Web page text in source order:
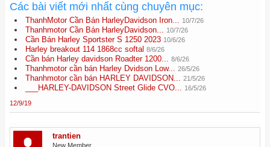
Các bài viết mới nhất cùng chuyên mục:
ThanhMotor Cần Bán HarleyDavidson Iron... 10/7/26
Thanhmotor Cần Bán HarleyDavidson... 10/7/26
Cần Bán Harley Sportster S 1250 2023 10/6/26
Harley breakout 114 1868cc softal 8/6/26
Cần bán Harley davidson Roadter 1200... 8/6/26
Thanhmotor cần bán Harley Dvidson Low... 26/5/26
Thanhmotor cần bán HARLEY DAVIDSON... 21/5/26
___HARLEY-DAVIDSON Street Glide CVO... 16/5/26
12/9/19
trantien
New Member